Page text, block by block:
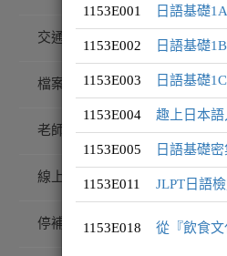
交通/校園配置
檔案下載
老師專訪
線上藝廊
停補課查詢
1153E001 日語基礎
1153E002 日語基礎
1153E003 日語基礎
1153E004 趣上日本
1153E005 日語基礎
1153E011 JLPT日語
1153E018 從『飲食